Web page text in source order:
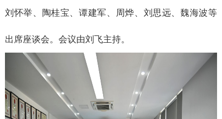
刘怀举、陶桂宝、谭建军、周烨、刘思远、魏海波等
出席座谈会。会议由刘飞主持。